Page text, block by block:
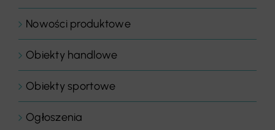
Nowości produktowe
Obiekty handlowe
Obiekty sportowe
Ogłoszenia